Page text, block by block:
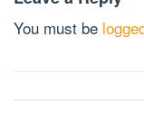
You must be